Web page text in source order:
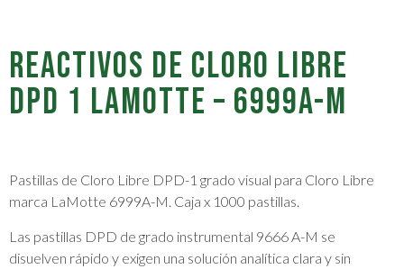
REACTIVOS DE CLORO LIBRE
DPD 1 LAMOTTE – 6999A-M
Pastillas de Cloro Libre DPD-1 grado visual para Cloro Libre
marca LaMotte 6999A-M. Caja x 1000 pastillas.
Las pastillas DPD de grado instrumental 9666 A-M se
disuelven rápido y exigen una solución analítica clara y sin